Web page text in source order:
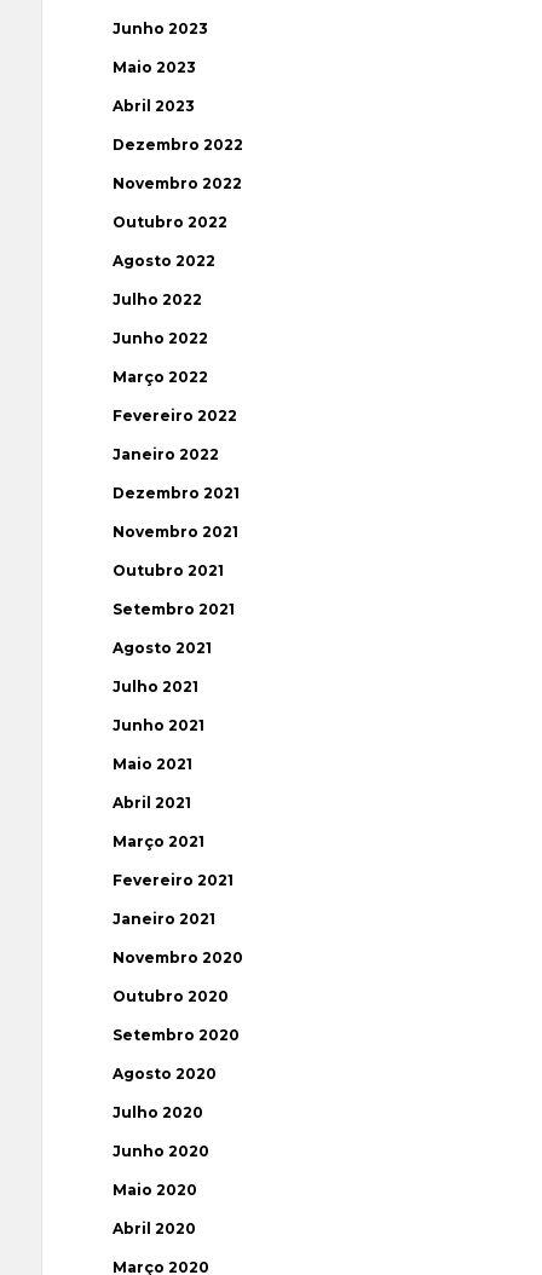
Junho 2023
Maio 2023
Abril 2023
Dezembro 2022
Novembro 2022
Outubro 2022
Agosto 2022
Julho 2022
Junho 2022
Março 2022
Fevereiro 2022
Janeiro 2022
Dezembro 2021
Novembro 2021
Outubro 2021
Setembro 2021
Agosto 2021
Julho 2021
Junho 2021
Maio 2021
Abril 2021
Março 2021
Fevereiro 2021
Janeiro 2021
Novembro 2020
Outubro 2020
Setembro 2020
Agosto 2020
Julho 2020
Junho 2020
Maio 2020
Abril 2020
Março 2020